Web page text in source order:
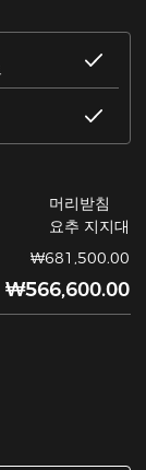
머리받침
요추 지지대
₩681,500.00
₩566,600.00